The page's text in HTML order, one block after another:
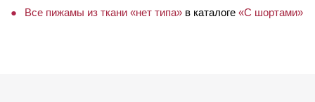
Все пижамы из ткани «нет типа» в каталоге «С шортами»